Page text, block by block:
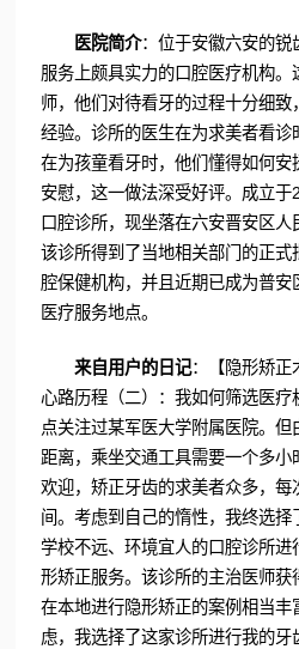
医院简介：位于安徽六安的锐
服务上颇具实力的口腔医疗机构
师，他们对待看牙的过程十分细
经验。诊所的医生在为求美者看
在为孩童看牙时，他们懂得如何
安慰，这一做法深受好评。成立
口腔诊所，现坐落在六安晋安区人
该诊所得到了当地相关部门的正式
腔保健机构，并且近期已成为普
医疗服务地点。
来自用户的日记：【隐形矫正
心路历程（二）：我如何筛选医疗
点关注过某军医大学附属医院。
距离，乘坐交通工具需要一个多
欢迎，矫正牙齿的求美者众多，
间。考虑到自己的惰性，我终选
学校不远、环境宜人的口腔诊所
形矫正服务。该诊所的主治医师获
在本地进行隐形矫正的案例相当
虑，我选择了这家诊所进行我的